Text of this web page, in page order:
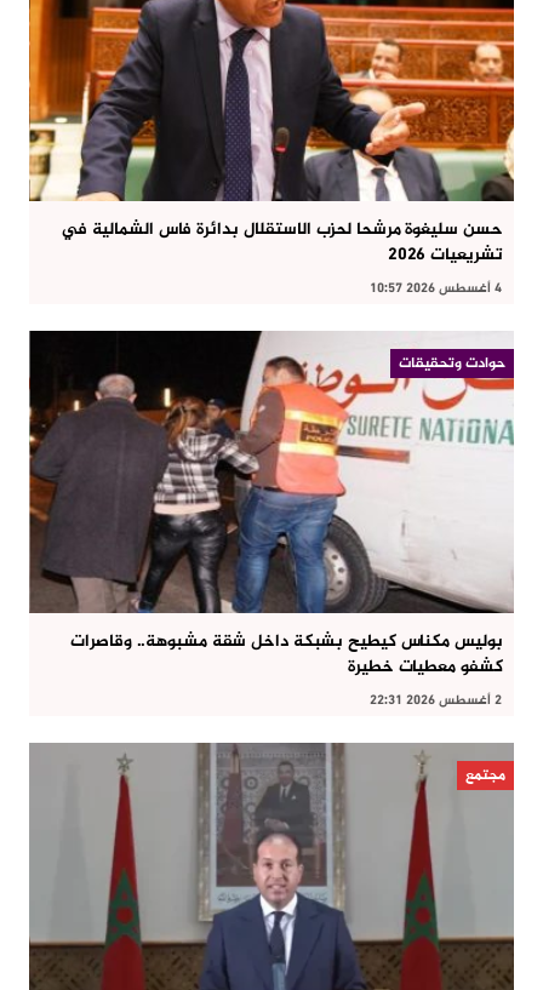
حسن سليغوة مرشحا لحزب الاستقلال بدائرة فاس الشمالية في
تشريعيات 2026
4 أغسطس 2026 10:57
حوادت وتحقيقات
بوليس مكناس كيطيح بشبكة داخل شقة مشبوهة.. وقاصرات
كشفو معطيات خطيرة
2 أغسطس 2026 22:31
مجتمع